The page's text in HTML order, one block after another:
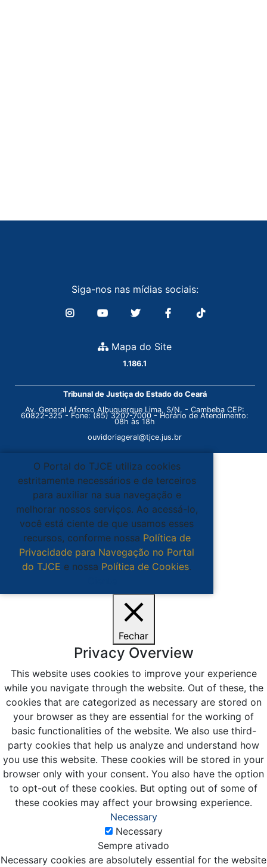
Siga-nos nas mídias sociais:
Mapa do Site
1.186.1
Tribunal de Justiça do Estado do Ceará
Av. General Afonso Albuquerque Lima, S/N. - Cambeba CEP:
60822-325 - Fone: (85) 3207-7000 - Horário de Atendimento:
08h às 18h
ouvidoriageral@tjce.jus.br
O Portal do TJCE utiliza cookies
estritamente necessários e de terceiros
para auxiliar na sua navegação e
melhorar nossos serviços. Ao acessá-lo,
você está ciente de que usamos esses
recursos, conforme nossa Política de
Privacidade para Navegação no Portal
do TJCE e nossa Política de Cookies.
Fechar
Privacy Overview
This website uses cookies to improve your experience
while you navigate through the website. Out of these, the
cookies that are categorized as necessary are stored on
your browser as they are essential for the working of
basic functionalities of the website. We also use third-
party cookies that help us analyze and understand how
you use this website. These cookies will be stored in your
browser only with your consent. You also have the option
to opt-out of these cookies. But opting out of some of
these cookies may affect your browsing experience.
Necessary
Necessary
Sempre ativado
Necessary cookies are absolutely essential for the website